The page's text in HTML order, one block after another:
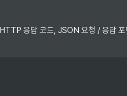
응답 코드, JSON 요청 / 응답